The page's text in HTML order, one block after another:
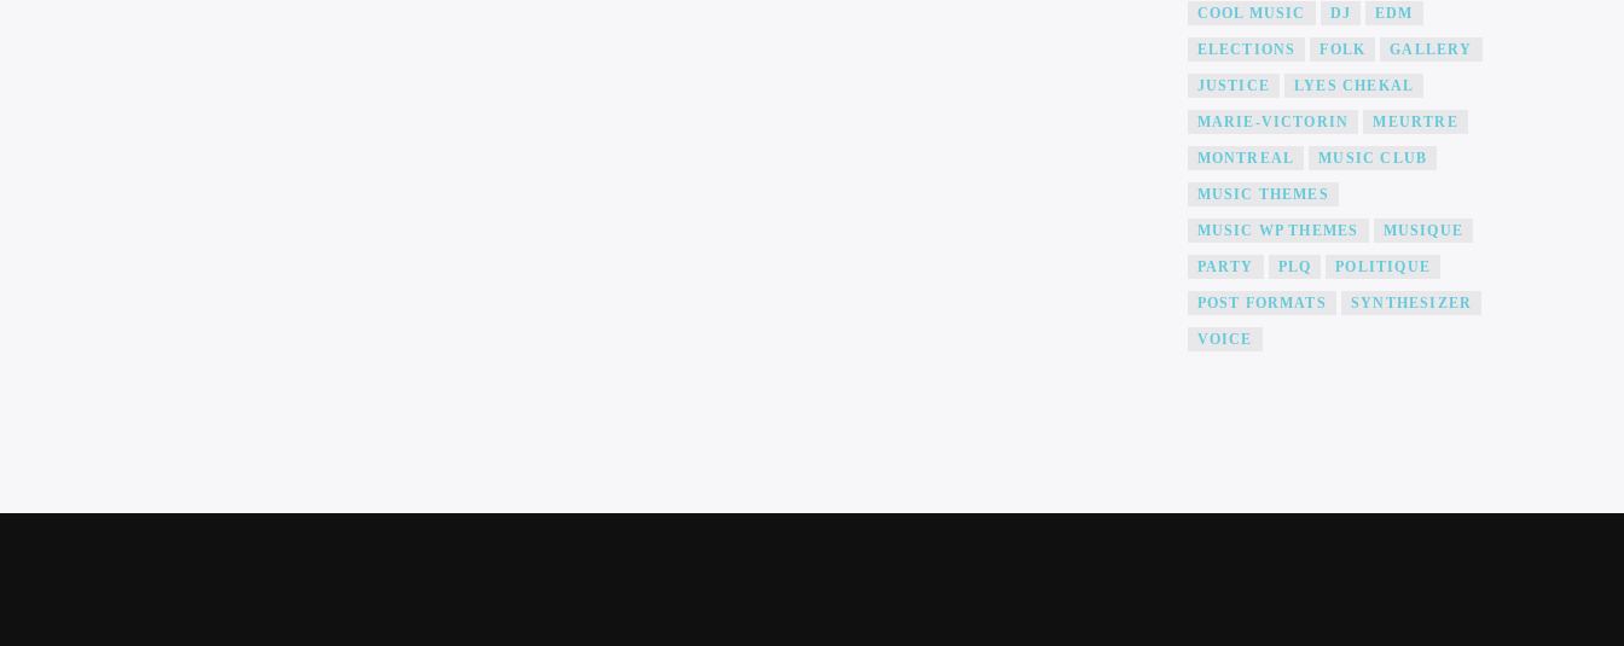
COOL MUSIC DJ EDM
ELECTIONS FOLK GALLERY
JUSTICE LYES CHEKAL
MARIE-VICTORIN MEURTRE
MONTREAL MUSIC CLUB
MUSIC THEMES
MUSIC WP THEMES MUSIQUE
PARTY PLQ POLITIQUE
POST FORMATS SYNTHESIZER
VOICE